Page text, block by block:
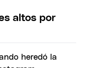
altos por